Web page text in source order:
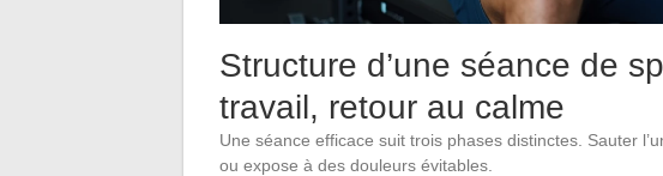
Structure d’une séance de
travail, retour au calme
Une séance efficace suit trois phases distinctes. Sauter
ou expose à des douleurs évitables.